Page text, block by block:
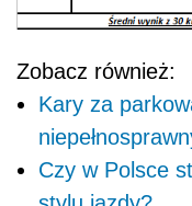
Zobacz również:
Kary za
Czy w Polsce